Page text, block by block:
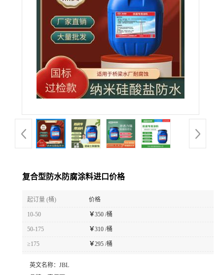
复合型防水防腐涂料进口价格
起订量 (桶) 价格
10-50 ￥350 /桶
50-175 ￥310 /桶
≥175 ￥295 /桶
英文名称： JBL